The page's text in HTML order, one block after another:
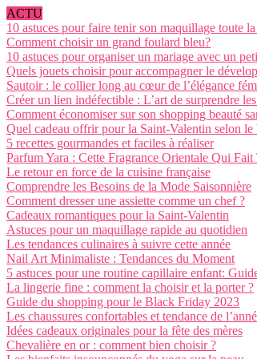
ACTU
10 astuces pour faire tenir son maquillage toute
Comment choisir un grand foulard bleu?
10 astuces pour organiser un mariage avec un
Quels jouets choisir pour accompagner le
Sautoir : le collier long au cœur de l’élégance
Créer un lien indéfectible : L’art de surprendre
Comment économiser sur son shopping beauté
Quel cadeau offrir pour la Saint-Valentin selon le
5 recettes gourmandes et faciles à réaliser
Parfum Yara : Cette Fragrance Orientale Qui Fait
Le retour en force de la cuisine française
Comprendre les Besoins de la Mode Saisonnière
Comment dresser une assiette comme un chef ?
Cadeaux romantiques pour la Saint-Valentin
Astuces pour un maquillage rapide au quotidien
Les tendances culinaires à suivre cette année
Nail Art Minimaliste : Tendances du Moment
5 astuces pour une routine capillaire enfant:
La lingerie fine : comment la choisir et la porter ?
Guide du shopping pour le Black Friday 2023
Les chaussures confortables et tendance de
Idées cadeaux originales pour la fête des mères
Chevalière en or : comment bien choisir ?